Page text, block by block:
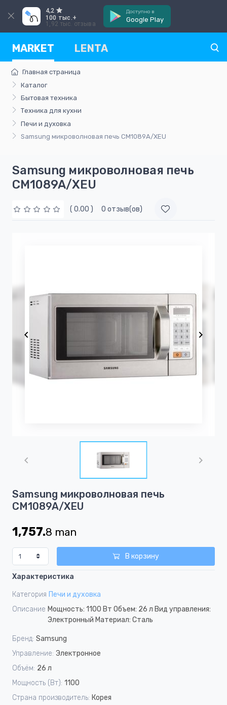
4,2
100 тыс.+
1,92 тыс. отзыва
Доступно в
Google Play
MARKET LENTA
Главная страница
Каталог
Бытовая техника
Техника для кухни
Печи и духовка
Samsung микроволновая печь CM1089A/XEU
Samsung микроволновая печь
CM1089A/XEU
( 0.00 ) 0 отзыв(ов)
1
of
Samsung микроволновая печь
CM1089A/XEU
1,757.8 man
В корзину
Характеристика
Категория Печи и духовка
Описание Мощность: 1100 Вт Объем: 26 л Вид управления:
Электронный Материал: Сталь
Бренд: Samsung
Управление: Электронное
Объём: 26 л
Мощность (Вт): 1100
Страна производитель: Корея